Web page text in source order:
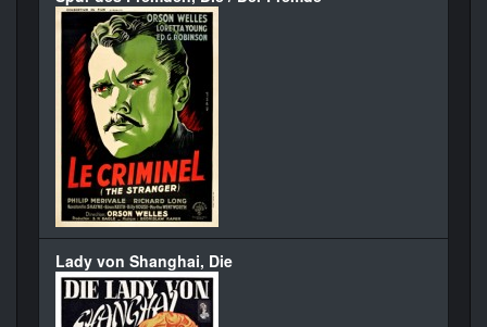
Lady von Shanghai, Die